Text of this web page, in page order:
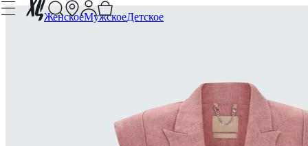
ЖенскоеМужскоеДетское